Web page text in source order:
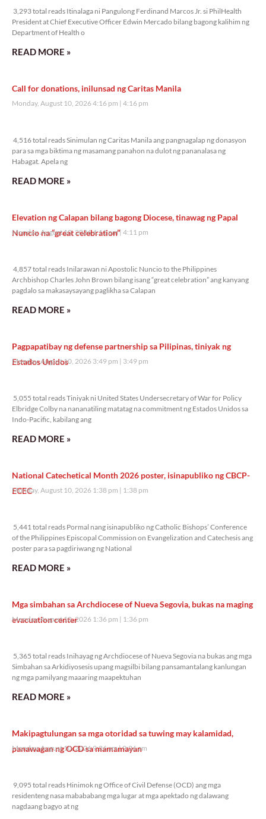
3,293 total reads Itinalaga ni Pangulong Ferdinand Marcos Jr. si PhilHealth
President at Chief Executive Officer Edwin Mercado bilang bagong kalihim ng
Department of Health o
READ MORE »
Call for donations, inilunsad ng Caritas Manila
Monday, August 10, 2026 4:16 pm 4:16 pm
4,516 total reads Sinimulan ng Caritas Manila ang pangnagalap ng donasyon
para sa mga biktima ng masamang panahon na dulot ng pananalasa ng
Habagat. Apela ng
READ MORE »
Elevation ng Calapan bilang bagong Diocese, tinawag ng Papal
Nuncio na “great celebration”
Monday, August 10, 2026 4:11 pm 4:11 pm
4,857 total reads Inilarawan ni Apostolic Nuncio to the Philippines
Archbishop Charles John Brown bilang isang “great celebration” ang kanyang
pagdalo sa makasaysayang paglikha sa Calapan
READ MORE »
Pagpapatibay ng defense partnership sa Pilipinas, tiniyak ng
Estados Unidos
Monday, August 10, 2026 3:49 pm 3:49 pm
5,055 total reads Tiniyak ni United States Undersecretary of War for Policy
Elbridge Colby na nananatiling matatag na commitment ng Estados Unidos sa
Indo-Pacific, kabilang ang
READ MORE »
National Catechetical Month 2026 poster, isinapubliko ng CBCP-
ECEC
Monday, August 10, 2026 1:38 pm 1:38 pm
5,441 total reads Pormal nang isinapubliko ng Catholic Bishops’ Conference
of the Philippines Episcopal Commission on Evangelization and Catechesis ang
poster para sa pagdiriwang ng National
READ MORE »
Mga simbahan sa Archdiocese of Nueva Segovia, bukas na maging
evacuation center
Monday, August 10, 2026 1:36 pm 1:36 pm
5,365 total reads Inihayag ng Archdiocese of Nueva Segovia na bukas ang mga
Simbahan sa Arkidiyosesis upang magsilbi bilang pansamantalang kanlungan
ng mga pamilyang maaaring maapektuhan
READ MORE »
Makipagtulungan sa mga otoridad sa tuwing may kalamidad,
panawagan ng OCD sa mamamayan
Monday, August 10, 2026 9:26 am 9:26 am
9,095 total reads Hinimok ng Office of Civil Defense (OCD) ang mga
residenteng nasa mabababang mga lugar at mga apektado ng dalawang
nagdaang bagyo at ng